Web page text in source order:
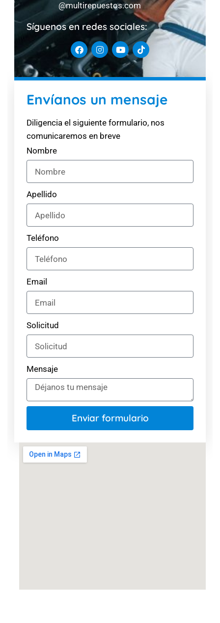
@multirepuestos.com
Síguenos en redes sociales:
Envíanos un mensaje
Diligencia el siguiente formulario, nos
comunicaremos en breve
Nombre
Apellido
Teléfono
Email
Solicitud
Mensaje
Enviar formulario